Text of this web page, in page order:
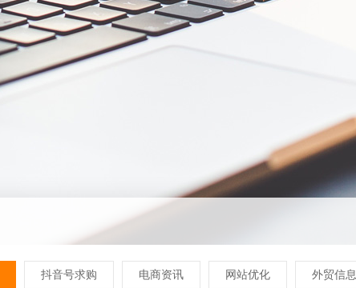
抖音号求购 电商资讯 网站优化 外贸信息